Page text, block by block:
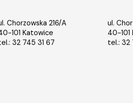
Chorzowska 216/A
101 Katowice
32 745 31 67
ul.
40-101
tel.: 32